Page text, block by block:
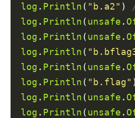
log . Println( "b.a2" )
log . Println(unsafe .
log . Println(unsafe .
log . Println(
log . Println(unsafe .
log . Println( "b.flag"
log . Println(unsafe .
log . Println(unsafe .